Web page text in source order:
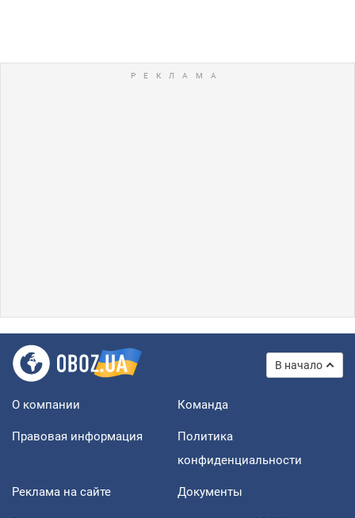
В начало
О компании Команда
Правовая информация
Политика
конфиденциальности
Реклама на сайте Документы